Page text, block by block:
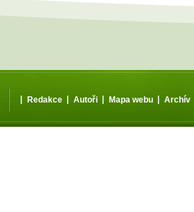
| Redakce | Autoři | Mapa webu | Archív